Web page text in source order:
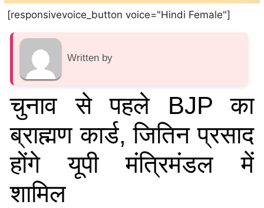
[responsivevoice_button voice="Hindi Female"]
Written by
चुनाव से पहले BJP का
ब्राह्मण कार्ड, जितिन प्रसाद
होंगे यूपी मंत्रिमंडल में
शामिल